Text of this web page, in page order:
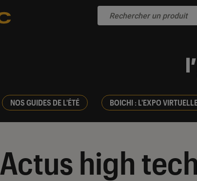
NOS GUIDES DE L'ÉTÉ BOICHI : L'EXPO
Actus high tech